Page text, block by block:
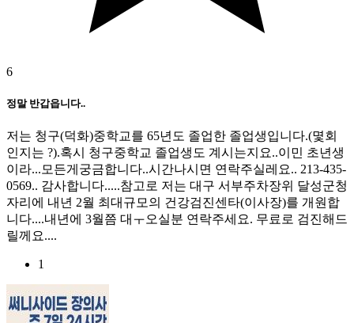
6
정말 반갑읍니다..
저는 청구(덕화)중학교를 65년도 졸업한 졸업생입니다.(몇회
인지는 ?).혹시 청구중학교 졸업생도 계시는지요..이민 초년생
이라...모든게궁금합니다..시간나시면 연락주실레요.. 213-435-
0569.. 감사합니다.....참고로 저는 대구 서부주차장위 달성군청
자리에 내년 2월 최대규모의 건강검진센타(이사장)를 개원합
니다....내년에 3월쯤 대ㅜ오실분 연락주세요. 무료로 검진해드
릴께요....
1